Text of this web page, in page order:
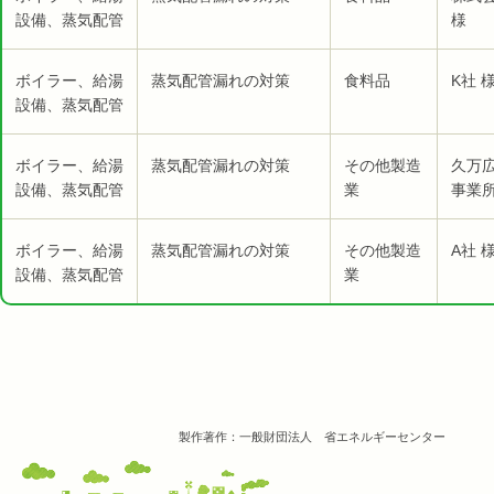
設備、蒸気配管
様
ボイラー、給湯
設備、蒸気配管
蒸気配管漏れの対策 食料品 K社
ボイラー、給湯
設備、蒸気配管
蒸気配管漏れの対策
その他製造
業
久万
事業
ボイラー、給湯
設備、蒸気配管
蒸気配管漏れの対策
その他製造
業
A社
製作著作：一般財団法人 省エネルギーセンター